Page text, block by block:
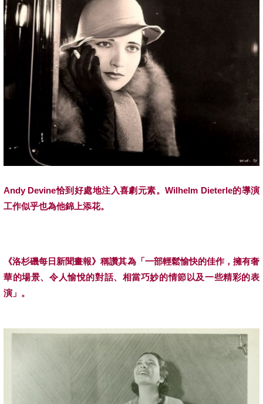
Andy Devine恰到好處地注入喜劇元素。Wilhelm Dieterle的導演
工作似乎也為他錦上添花。
《洛杉磯每日新聞畫報》稱讚其為「一部輕鬆愉快的佳作，擁有奢
華的場景、令人愉悅的對話、相當巧妙的情節以及一些精彩的表
演」。